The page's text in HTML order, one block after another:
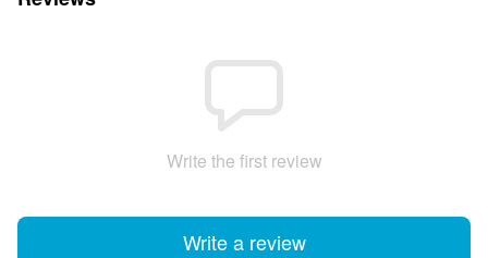
Write the first review
Write a review